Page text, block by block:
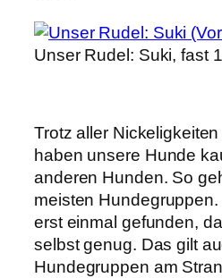
Unser Rudel: Suki, fast
Trotz aller
haben unsere Hunde
anderen Hunden. So
meisten
erst einmal gefunden,
selbst genug. Das gilt
Hundegruppen am